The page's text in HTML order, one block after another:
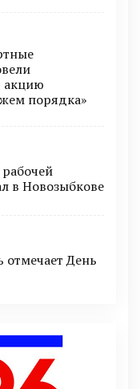
акцию
порядка»
в Новозыбкове
отмечает День